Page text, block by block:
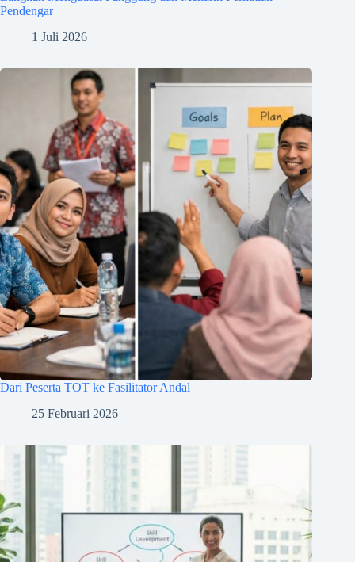
Pendengar
1 Juli 2026
Dari Peserta TOT ke Fasilitator Andal
25 Februari 2026